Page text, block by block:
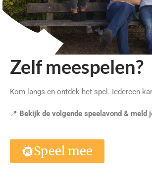
Zelf meespelen?
Kom langs en ontdek het spel. Iedereen
📍 Bekijk de volgende speelavond & meld
Speel mee